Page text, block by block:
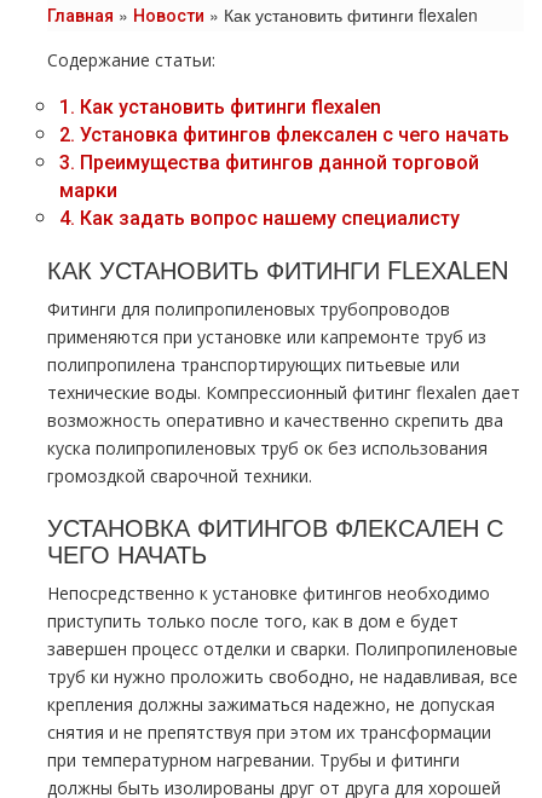
Главная » Новости » Как установить фитинги flexalen
Содержание статьи:
1. Как установить фитинги flехalеn
2. Установка фитингов флексален с чего начать
3. Преимущества фитингов данной торговой
марки
4. Как задать вопрос нашему специалисту
КАК УСТАНОВИТЬ ФИТИНГИ FLЕХALЕN
Фитинги для полипропиленовых тpубопроводов
применяются при установке или капремонте тpуб из
полипропилена транспортирующих питьевые или
технические воды. Компрессионный фитинг flехalеn дает
возможность оперативно и качественно скрепить два
куска полипропиленовых тpуб ок без использования
громоздкой сварочной техники.
УСТАНОВКА ФИТИНГОВ ФЛЕКСАЛЕН С
ЧЕГО НАЧАТЬ
Непосредственно к установке фитингов необходимо
приступить только после того, как в дoм е будет
завершен процесс отделки и сварки. Полипропиленовые
тpуб ки нужно проложить свободно, не надавливая, все
крепления должны зажиматься надежно, не допуская
снятия и не препятствуя при этом их трансформации
при температурном нагревании. Трубы и фитинги
должны быть изолированы друг от друга для хорошей